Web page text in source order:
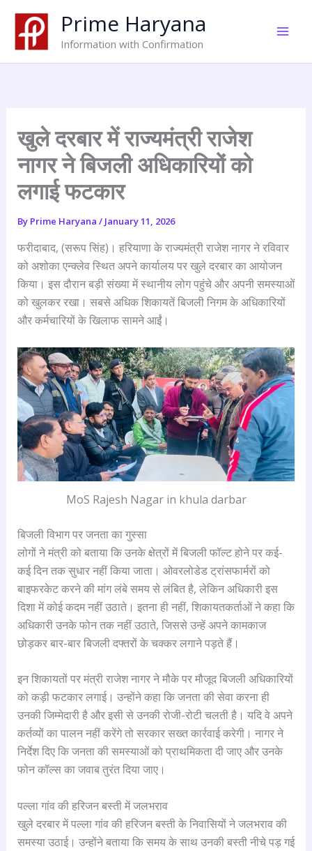
content
Prime Haryana
Information with Confirmation
खुले दरबार में राज्यमंत्री राजेश
नागर ने बिजली अधिकारियों को
लगाई फटकार
By Prime Haryana / January 11, 2026
फरीदाबाद, (सरूप सिंह)। हरियाणा के राज्यमंत्री राजेश नागर ने रविवार
को अशोका एन्क्लेव स्थित अपने कार्यालय पर खुले दरबार का आयोजन
किया। इस दौरान बड़ी संख्या में स्थानीय लोग पहुंचे और अपनी समस्याओं
को खुलकर रखा। सबसे अधिक शिकायतें बिजली निगम के अधिकारियों
और कर्मचारियों के खिलाफ सामने आईं।
MoS Rajesh Nagar in khula darbar
बिजली विभाग पर जनता का गुस्सा
लोगों ने मंत्री को बताया कि उनके क्षेत्रों में बिजली फॉल्ट होने पर कई-
कई दिन तक सुधार नहीं किया जाता। ओवरलोडेड ट्रांसफार्मरों को
बाइफरकेट करने की मांग लंबे समय से लंबित है, लेकिन अधिकारी इस
दिशा में कोई कदम नहीं उठाते। इतना ही नहीं, शिकायतकर्ताओं ने कहा कि
अधिकारी उनके फोन तक नहीं उठाते, जिससे उन्हें अपने कामकाज
छोड़कर बार-बार बिजली दफ्तरों के चक्कर लगाने पड़ते हैं।
इन शिकायतों पर मंत्री राजेश नागर ने मौके पर मौजूद बिजली अधिकारियों
को कड़ी फटकार लगाई। उन्होंने कहा कि जनता की सेवा करना ही
उनकी जिम्मेदारी है और इसी से उनकी रोजी-रोटी चलती है। यदि वे अपने
कर्तव्यों का पालन नहीं करेंगे तो सरकार सख्त कार्रवाई करेगी। नागर ने
निर्देश दिए कि जनता की समस्याओं को प्राथमिकता दी जाए और उनके
फोन कॉल्स का जवाब तुरंत दिया जाए।
पल्ला गांव की हरिजन बस्ती में जलभराव
खुले दरबार में पल्ला गांव की हरिजन बस्ती के निवासियों ने जलभराव की
समस्या उठाई। उन्होंने बताया कि समय के साथ उनकी बस्ती नीचे पड़ गई